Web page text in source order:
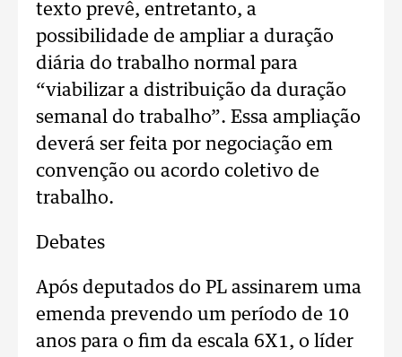
texto prevê, entretanto, a
possibilidade de ampliar a duração
diária do trabalho normal para
“viabilizar a distribuição da duração
semanal do trabalho”. Essa ampliação
deverá ser feita por negociação em
convenção ou acordo coletivo de
trabalho.
Debates
Após deputados do PL assinarem uma
emenda prevendo um período de 10
anos para o fim da escala 6X1, o líder